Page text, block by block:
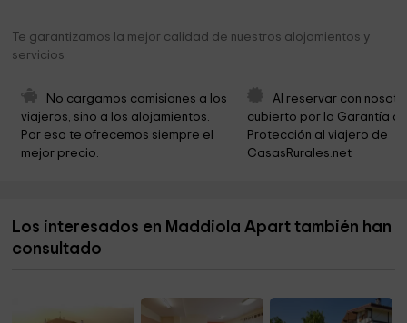
Ayuntamiento De Zarautz
Bidea Art Gallery
Zarauzko Udala / Ayuntamiento de Zarautz
Ayuntamiento de Zarautz 5,4 km
Photomuseum Argazki & Zinema Museoa / Museo
Fotógrafico
5,6 km
Te garantizamos la mejor calidad de nuestros alojamientos y
servicios
No cargamos comisiones a los
viajeros, sino a los alojamientos.
Por eso te ofrecemos siempre el
mejor precio.
Al reservar con
cubierto por la Garantía
Protección al viajero de
CasasRurales.net
Los interesados en Maddiola Apart también han
consultado